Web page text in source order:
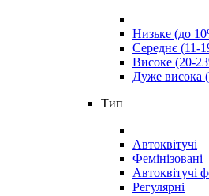
Низьке (до
Середнє (11-
Високе (20-
Дуже висока
Тип
Автоквітучі
Фемінізовані
Автоквітучі
Регулярні